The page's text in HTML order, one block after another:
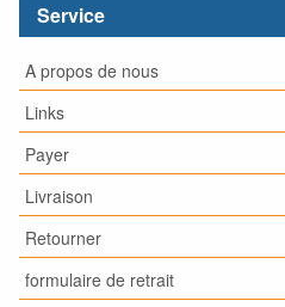
Service
A propos de nous
Links
Payer
Livraison
Retourner
formulaire de retrait